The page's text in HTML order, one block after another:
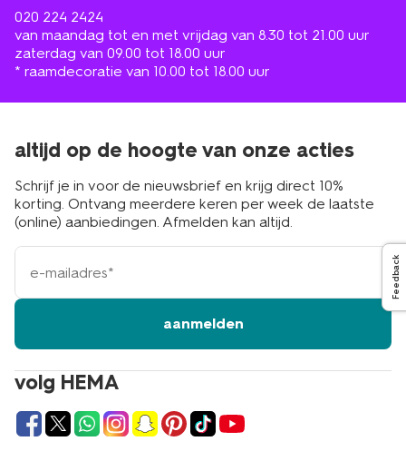
020 224 2424
van maandag tot en met vrijdag van 8.30 tot 21.00 uur
zaterdag van 09.00 tot 18.00 uur
* raamdecoratie van 10.00 tot 18.00 uur
volg HEMA
altijd op de hoogte van onze acties
Schrijf je in voor de nieuwsbrief en krijg direct 10%
korting. Ontvang meerdere keren per week de laatste
(online) aanbiedingen. Afmelden kan altijd.
e-
mailadres
aanmelden
Feedback